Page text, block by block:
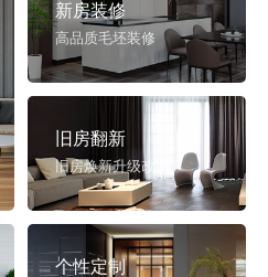
新房装修
高品质毛坯装修
旧房翻新
旧房焕新升级改造
个性定制